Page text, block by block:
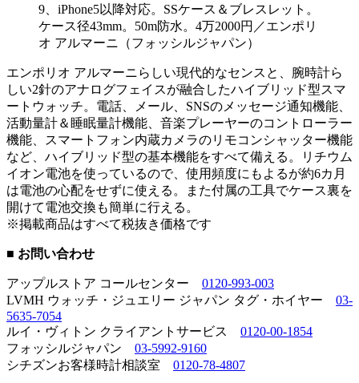
9、iPhone5以降対応。SSケース＆ブレスレット。
ケース径43mm。50m防水。4万2000円／エンポリ
オ アルマーニ（フォッシルジャパン）
エンポリオ アルマーニらしい現代的なセンスと、腕時計ら
しい2針のアナログフェイスが融合したハイブリッド型スマ
ートウォッチ。電話、メール、SNSのメッセージ通知機能、
活動量計＆睡眠量計機能、音楽プレーヤーのコントローラー
機能、スマートフォン内蔵カメラのリモコンシャッター機能
など、ハイブリッド型の基本機能をすべて備える。リチウム
イオン電池を使っているので、使用頻度にもよるが約6カ月
は電池の心配をせずに使える。また付属の工具でケース裏を
開けて電池交換も簡単に行える。
※掲載商品はすべて税抜き価格です
■ お問い合わせ
アップルストア コールセンター 0120-993-003
LVMH ウォッチ・ジュエリー ジャパン タグ・ホイヤー 03-
5635-7054
ルイ・ヴィトン クライアントサービス 0120-00-1854
フォッシルジャパン 03-5992-9160
シチズンお客様時計相談室 0120-78-4807